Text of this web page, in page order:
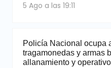
5 Ago a las 19:11
Policía Nacional ocupa
tragamonedas y armas
allanamiento y